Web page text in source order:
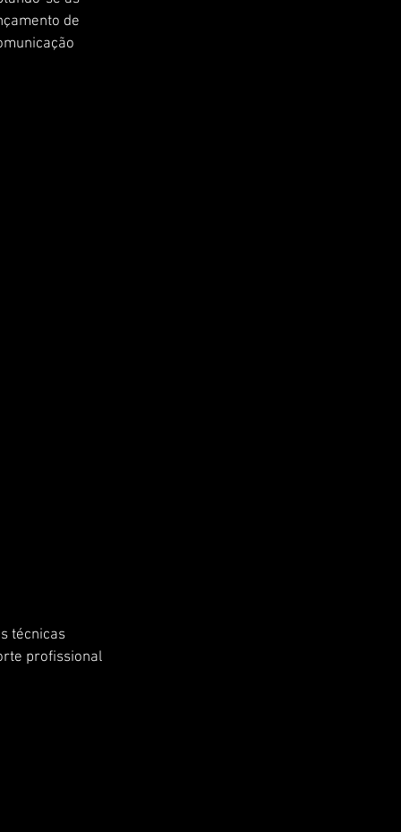
de
técnicas
profissional